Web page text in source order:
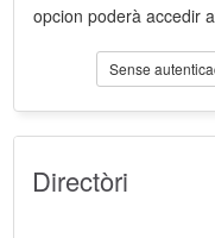
opcion poderà accedir
Sense
Directòri